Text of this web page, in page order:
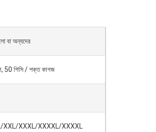
বা অন্যদের
50 পিসি / শক্ত কাগজ
XXXL/XXXXL/XXXXL